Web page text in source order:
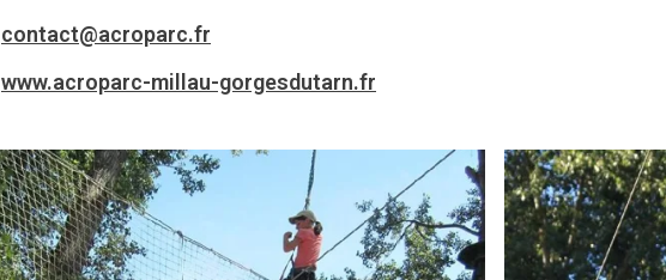
contact@acroparc.fr
www.acroparc-millau-gorgesdutarn.fr